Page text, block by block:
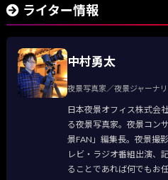
ライター情報
中村勇太
夜景写真家／夜景ジャーナ
日本夜景オフィス株式会
る夜景写真家。夜景コン
景FAN」編集長。夜景撮
レビ・ラジオ番組出演、
ることであれば何でもお